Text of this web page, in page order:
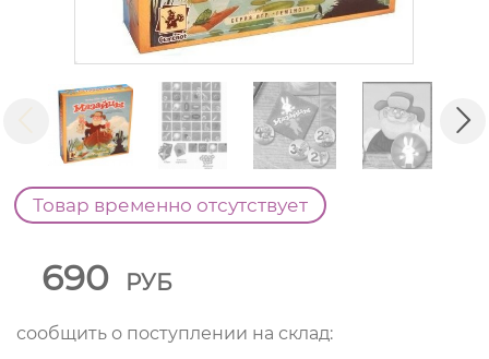
Товар временно отсутствует
690 РУБ
сообщить о поступлении на склад: